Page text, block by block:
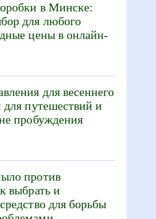
в Минске:
для любого
цены в онлайн-
для весеннего
для путешествий и
пробуждения
против
выбрать и
для борьбы